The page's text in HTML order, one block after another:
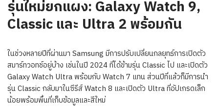
รุ่นใหม่ยกแผง: Galaxy Watch 9,
Classic และ Ultra 2 พร้อมกัน
ในช่วงหลายปีที่ผ่านมา Samsung มีการปรับเปลี่ยนกลยุทธ์การเปิดตัว
สมาร์ทวอทช์อยู่บ้าง เช่นในปี 2024 ที่ได้ข้ามรุ่น Classic ไป และเปิดตัว
Galaxy Watch Ultra พร้อมกับ Watch 7 แทน ส่วนปีที่แล้วก็มีการนำ
รุ่น Classic กลับมาในซีรีส์ Watch 8 และเปิดตัว Ultra ที่อัปเกรดเล็ก
น้อยพร้อมพื้นที่เก็บข้อมูลและสีใหม่